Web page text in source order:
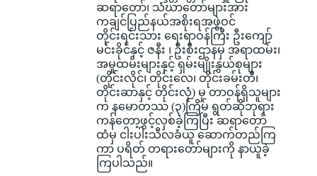
ဆရာတော်၊ သံဃာတော်များအား
ကချင်ပြည်နယ်အစိုးရအဖွဲ့ဝင်
တိုင်းရင်းသား ရေးရာဝန်ကြီး ဦးကျော်
မင်းခိုင်နှင့် ဇနီး ၊ ဦးစီးဌာနမှ အရာထမ်း၊
အမှုထမ်းများနှင့် ရှမ်းမျိုးနွယ်စုများ
(တိုင်းလိုင်၊ တိုင်းလေ၊ တိုင်းခမ်းတီ၊
တိုင်းဆာနှင့် တိုင်းလုံ) မှ တာဝန်ရှိသူများ
က နမောတဿ (၃)ကြိမ် ရွတ်ဆိုဘုရား
ကန်တော့ဖွင့်လှစ်ခဲ့ကြပြီး ဆရာတော်
ထံမှ ငါးပါးသီလခံယူ ဆောက်တည်ကြ
ကာ ပရိတ် တရားတော်များကို နာယူခဲ့
ကြပါသည်။